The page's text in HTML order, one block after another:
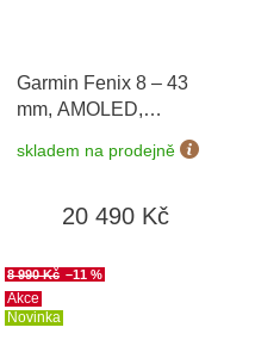
Garmin Fenix 8 – 43
mm, AMOLED,
Sapphire, Soft Gold /
Fog grey 010-02903-
skladem na prodejně
20 490 Kč
Akce
Novinka
8 990 Kč –11 %